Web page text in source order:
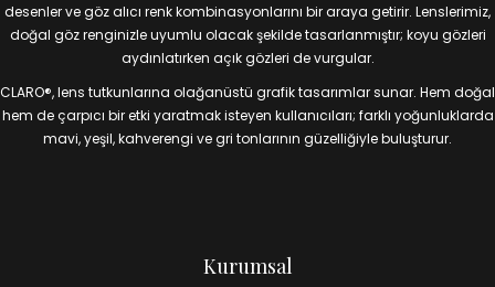
desenler ve göz alıcı renk kombinasyonlarını bir araya getirir. Lenslerimiz,
doğal göz renginizle uyumlu olacak şekilde tasarlanmıştır; koyu gözleri
aydınlatırken açık gözleri de vurgular.
CLARO®, lens tutkunlarına olağanüstü grafik tasarımlar sunar. Hem doğal
hem de çarpıcı bir etki yaratmak isteyen kullanıcıları; farklı yoğunluklarda
mavi, yeşil, kahverengi ve gri tonlarının güzelliğiyle buluşturur.
Kurumsal